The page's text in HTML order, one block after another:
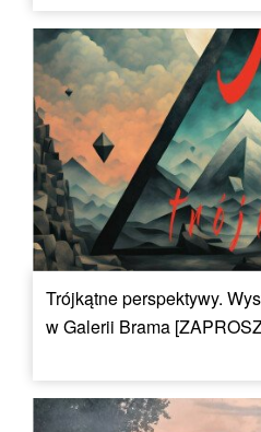
Trójkątne perspektywy.
w Galerii Brama